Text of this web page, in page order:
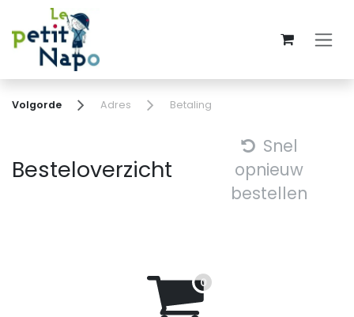
Overslaan naar inhoud
Volgorde Adres Betaling
Besteloverzicht
Snel
opnieuw
bestellen